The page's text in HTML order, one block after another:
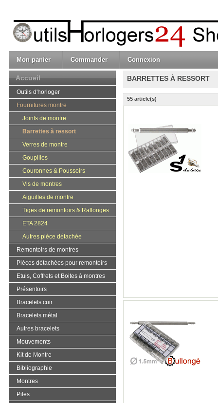
Mon panier Commander Connexion
BARRETTES À RESSORT
55 article(s)
Accueil
Outils d'horloger
Fournitures montre
Joints de montre
Barrettes à ressort
Verres de montre
Goupilles
Couronnes & Poussoirs
Vis de montres
Aiguilles de montre
Tiges de remontoirs & Rallonges
ETA 2824
Autres pièce détachée
Remontoirs de montres
Pièces détachées pour remontoirs
Etuis, Coffrets et Boites à montres
Présentoirs
Bracelets cuir
Bracelets métal
Autres bracelets
Mouvements
Kit de Montre
Bibliographie
Montres
Piles